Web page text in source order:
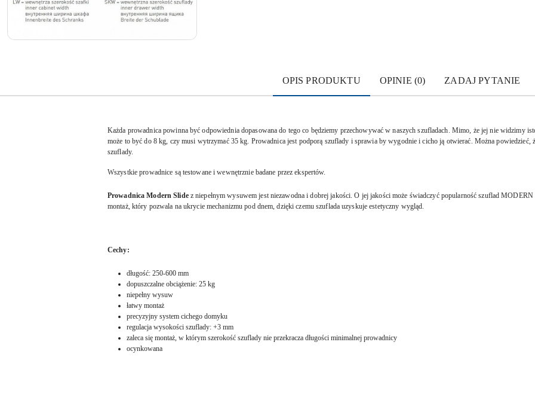
OPIS PRODUKTU OPINIE (0) ZADAJ PYTANIE
Każda prowadnica powinna być odpowiednia dopasowana do tego co będziemy przechowywać w naszych szufladach. Mimo, że jej nie widzimy
może to być do 8 kg, czy musi wytrzymać 35 kg. Prowadnica jest podporą szuflady i sprawia by wygodnie i cicho ją otwierać. Można powiedzieć,
szuflady.
Wszystkie prowadnice są testowane i wewnętrznie badane przez ekspertów.
Prowadnica Modern Slidez niepełnym wysuwem jest niezawodna i dobrej jakości. O jej jakości może świadczyć popularność szuflad
montaż, który pozwala na ukrycie mechanizmu pod dnem, dzięki czemu szuflada uzyskuje estetyczny wygląd.
Cechy:
długość: 250-600 mm
dopuszczalne obciążenie: 25 kg
niepełny wysuw
łatwy montaż
precyzyjny system cichego domyku
regulacja wysokości szuflady: +3 mm
zaleca się montaż, w którym szerokość szuflady nie przekracza długości minimalnej prowadnicy
ocynkowana